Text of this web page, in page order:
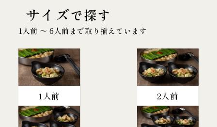
サイズで探す
1人前 〜 6人前まで取り揃えています
1人前 2人前